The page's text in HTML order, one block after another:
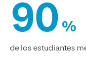
90 %
de los estudiantes